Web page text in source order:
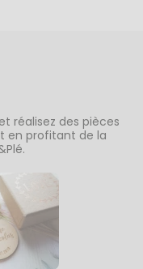
réalisez des pièces
en profitant de la